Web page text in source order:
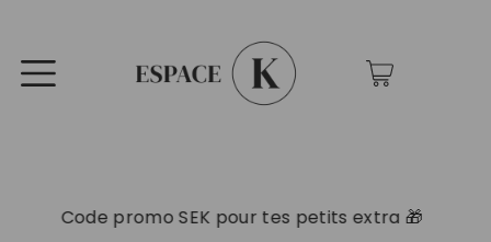
0
Code promo SEK pour tes petits extra 🎁